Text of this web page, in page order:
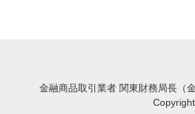
金融商品取引業者 関東財務局長（